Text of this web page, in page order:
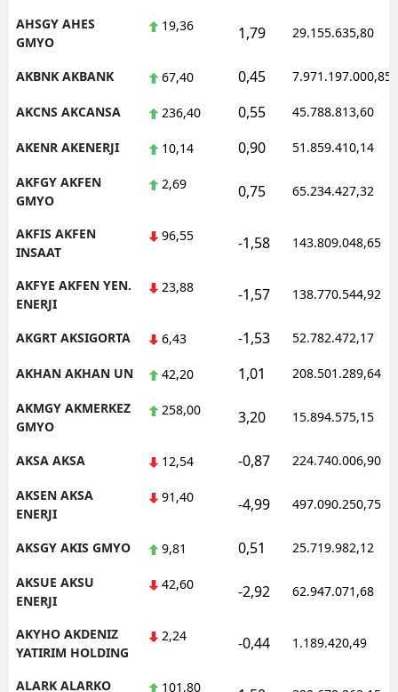
Kütahya
Kahramanmaraş
Nevşehir
Niğde
Ordu
Rize
Sinop
Sivas
AHSGY AHES
GMYO
19,36 1,79 29.155.635,80
AKBNK AKBANK 67,40 0,45 7.971.197.000,85
AKCNS AKCANSA 236,40 0,55 45.788.813,60
AKENR AKENERJI 10,14 0,90 51.859.410,14
AKFGY AKFEN
GMYO
2,69 0,75 65.234.427,32
AKFIS AKFEN
INSAAT
96,55 -1,58 143.809.048,65
AKFYE AKFEN YEN.
ENERJI
23,88 -1,57 138.770.544,92
AKGRT AKSIGORTA 6,43 -1,53 52.782.472,17
AKHAN AKHAN UN 42,20 1,01 208.501.289,64
AKMGY AKMERKEZ
GMYO
258,00 3,20 15.894.575,15
AKSA AKSA 12,54 -0,87 224.740.006,90
AKSEN AKSA
ENERJI
91,40 -4,99 497.090.250,75
AKSGY AKIS GMYO 9,81 0,51 25.719.982,12
AKSUE AKSU
ENERJI
42,60 -2,92 62.947.071,68
AKYHO AKDENIZ
YATIRIM HOLDING
2,24 -0,44 1.189.420,49
ALARK ALARKO
101,80